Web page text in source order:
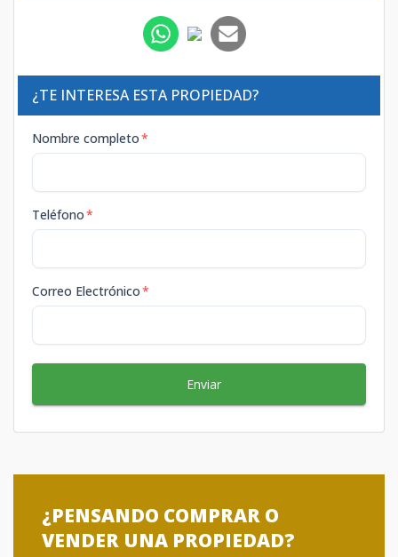
¿TE INTERESA ESTA PROPIEDAD?
Nombre completo*
Teléfono*
Correo Electrónico*
Enviar
¿PENSANDO COMPRAR O
VENDER UNA PROPIEDAD?